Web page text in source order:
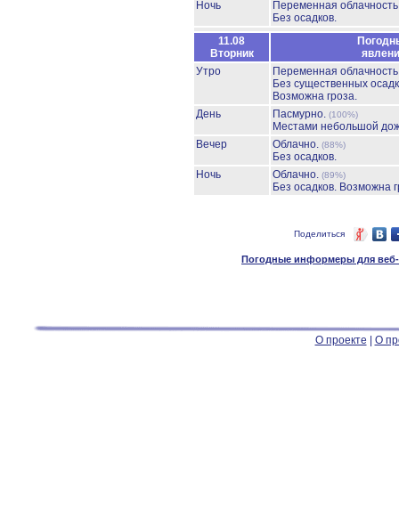
Ночь
Переменная
Без осадков.
11.08
Вторник
Утро
Переменная
Без существенных
Возможна гроза.
День
Пасмурно. (100%)
Местами небольшой
Вечер
Облачно. (88%)
Без осадков.
Ночь
Облачно. (89%)
Без осадков. Возможна
Поделиться
Погодные информеры для веб-
О проекте О